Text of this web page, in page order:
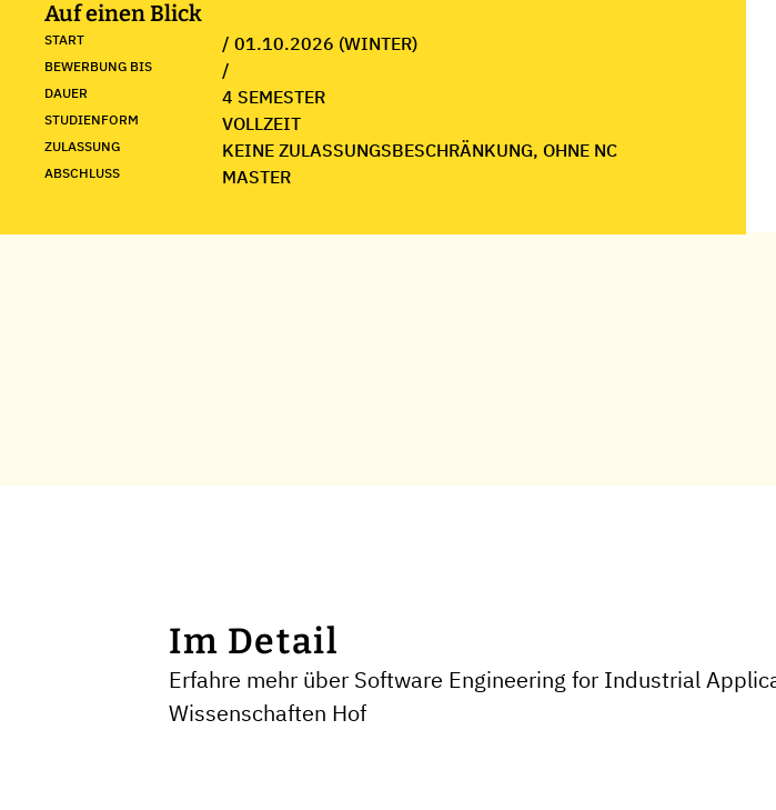
Auf einen Blick
START / 01.10.2026 (WINTER)
BEWERBUNG BIS /
DAUER 4 SEMESTER
STUDIENFORM VOLLZEIT
ZULASSUNG KEINE ZULASSUNGSBESCHRÄNKUNG, OHNE NC
ABSCHLUSS MASTER
Im Detail
Erfahre mehr über Software Engineering for Industrial
Wissenschaften Hof